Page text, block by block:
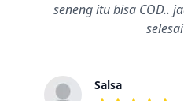
seneng itu bisa COD..
Salsa